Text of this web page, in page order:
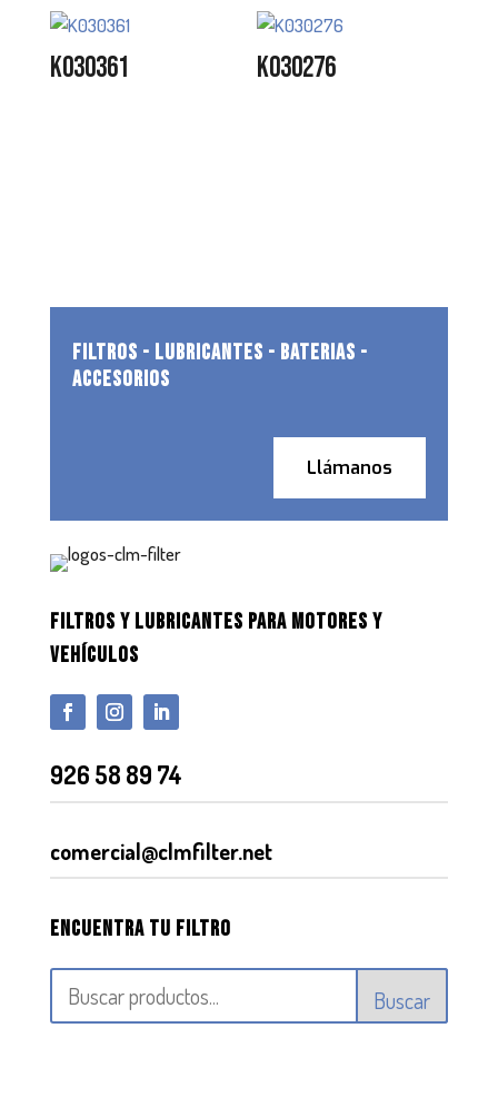
K030361 K030276
FILTROS - LUBRICANTES - BATERIAS -
ACCESORIOS
Llámanos
FILTROS Y LUBRICANTES PARA MOTORES Y
VEHÍCULOS
926 58 89 74
comercial@clmfilter.net
Encuentra tu filtro
Buscar